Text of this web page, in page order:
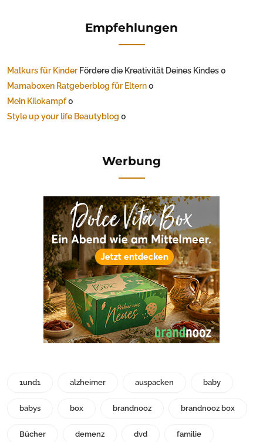
Empfehlungen
Malkurs für Kinder Fördere die Kreativität Deines Kindes 0
Mamaboxen Ratgeberblog für Eltern0
Mein Kilokampf0
Style up your life Beautyblog 0
Werbung
1und1 alzheimer auspacken baby
babys box brandnooz brandnooz box
Bücher demenz dvd familie